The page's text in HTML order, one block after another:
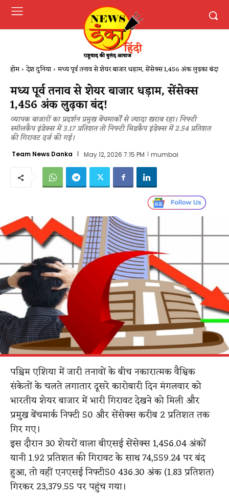
होम देश दुनिया मध्य पूर्व तनाव से शेयर बाजार धड़ाम, सेंसेक्स 1,456 अंक लुढ़का बंद!
मध्य पूर्व तनाव से शेयर बाजार धड़ाम, सेंसेक्स
1,456 अंक लुढ़का बंद!
व्यापक बाजारों का प्रदर्शन प्रमुख बेंचमार्कों से ज्यादा खराब रहा। निफ्टी
स्मॉलकैप इंडेक्स में 3.17 प्रतिशत तो निफ्टी मिडकैप इंडेक्स में 2.54 प्रतिशत
की गिरावट दर्ज की गई।
Team News Danka May 12, 2026 7:15 PM mumbai
पश्चिम एशिया में जारी तनावों के बीच नकारात्मक वैश्विक
संकेतों के चलते लगातार दूसरे कारोबारी दिन मंगलवार को
भारतीय शेयर बाजार में भारी गिरावट देखने को मिली और
प्रमुख बेंचमार्क निफ्टी 50 और सेंसेक्स करीब 2 प्रतिशत तक
गिर गए।
इस दौरान 30 शेयरों वाला बीएसई सेंसेक्स 1,456.04 अंकों
यानी 1.92 प्रतिशत की गिरावट के साथ 74,559.24 पर बंद
हुआ, तो वहीं एनएसई निफ्टी50 436.30 अंक (1.83 प्रतिशत)
गिरकर 23,379.55 पर पहुंच गया।